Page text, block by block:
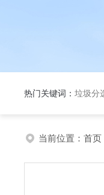
热门关键词： 垃圾分
当前位置： 首页